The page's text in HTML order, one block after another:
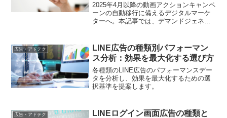
2025年4月以降の動画アクションキャンペ
ーンの自動移行に備えるデジタルマーケ
ターへ。本記事では、デマンドジェネレ
説します。
広告・アドテク
LINE広告の種類別パフォーマン
ス分析：効果を最大化する選び方
各種類のLINE広告のパフォーマンスデー
タを分析し、効果を最大化するための選
択基準を提案します。
広告・アドテク
LINEログイン画面広告の種類と